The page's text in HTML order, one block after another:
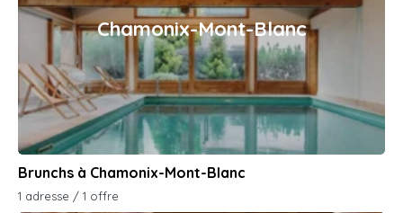
Chamonix-Mont-Blanc
Brunchs à Chamonix-Mont-Blanc
1 adresse / 1 offre